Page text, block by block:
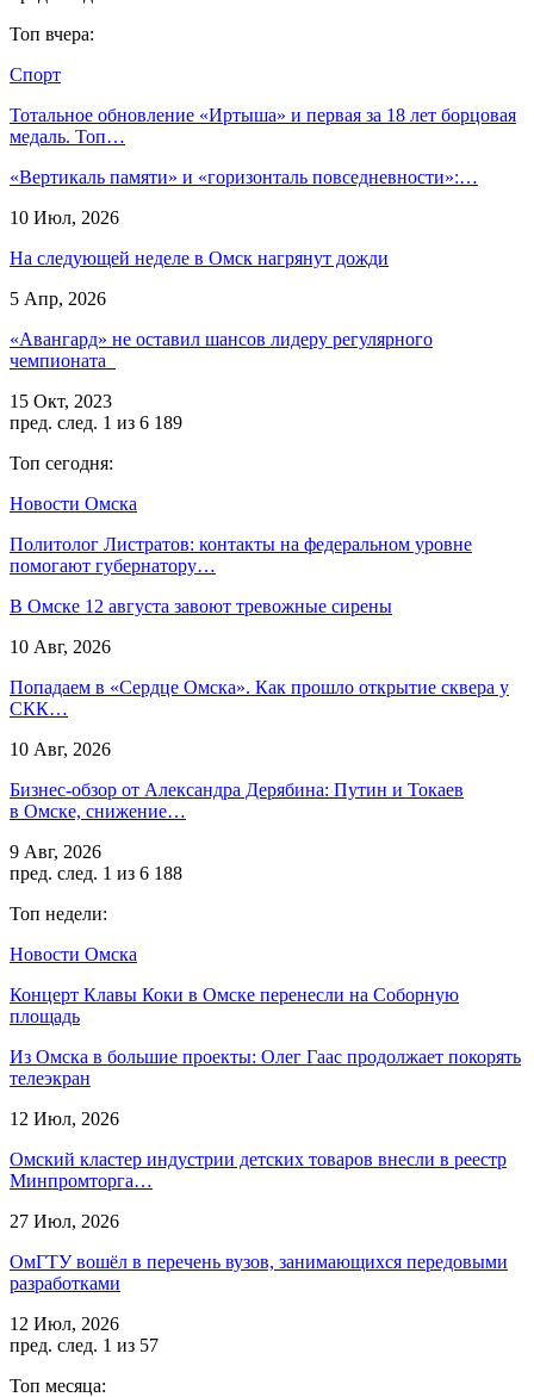
Топ вчера:
Спорт
Тотальное обновление «Иртыша» и первая за 18 лет борцовая
медаль. Топ…
«Вертикаль памяти» и «горизонталь повседневности»:…
10 Июл, 2026
На следующей неделе в Омск нагрянут дожди
5 Апр, 2026
«Авангард» не оставил шансов лидеру регулярного
чемпионата
15 Окт, 2023
пред. след. 1 из 6 189
Топ сегодня:
Новости Омска
Политолог Листратов: контакты на федеральном уровне
помогают губернатору…
В Омске 12 августа завоют тревожные сирены
10 Авг, 2026
Попадаем в «Сердце Омска». Как прошло открытие сквера у
СКК…
10 Авг, 2026
Бизнес-обзор от Александра Дерябина: Путин и Токаев
в Омске, снижение…
9 Авг, 2026
пред. след. 1 из 6 188
Топ недели:
Новости Омска
Концерт Клавы Коки в Омске перенесли на Соборную
площадь
Из Омска в большие проекты: Олег Гаас продолжает покорять
телеэкран
12 Июл, 2026
Омский кластер индустрии детских товаров внесли в реестр
Минпромторга…
27 Июл, 2026
ОмГТУ вошёл в перечень вузов, занимающихся передовыми
разработками
12 Июл, 2026
пред. след. 1 из 57
Топ месяца: